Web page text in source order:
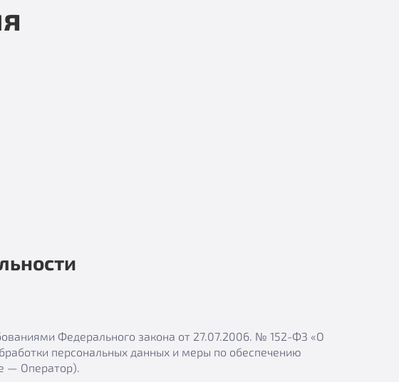
Федерального закона от 27.07.2006. № 152-ФЗ «О
персональных данных и меры по обеспечению
— Оператор).